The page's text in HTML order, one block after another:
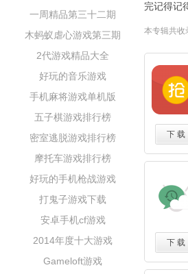
一周精品第三十二期
木蚂蚁虐心游戏第三期
2代游戏精品大全
好玩的音乐游戏
手机麻将游戏单机版
五子棋游戏排行榜
密室逃脱游戏排行榜
摩托车游戏排行榜
好玩的手机枪战游戏
打鬼子游戏下载
安卓手机cf游戏
2014年度十大游戏
Gameloft游戏
完记得记
本专辑共收
下 载
下 载